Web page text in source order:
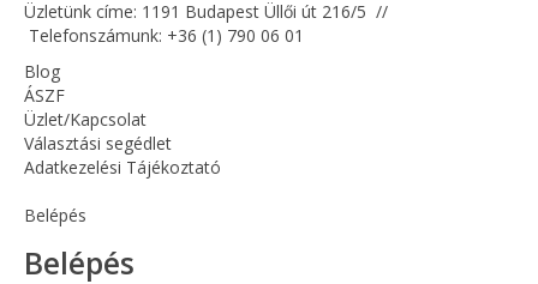
Üzletünk címe: 1191 Budapest Üllői út 216/5 //
Telefonszámunk: +36 (1) 790 06 01
Blog
ÁSZF
Üzlet/Kapcsolat
Választási segédlet
Adatkezelési Tájékoztató
Belépés
Belépés